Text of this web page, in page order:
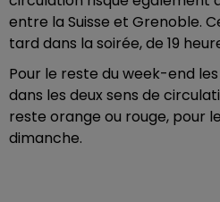
entre la Suisse et Grenoble.
tard dans la soirée, de 19
Pour le reste du week-end
dans les deux sens de
reste orange ou rouge, pour
dimanche.